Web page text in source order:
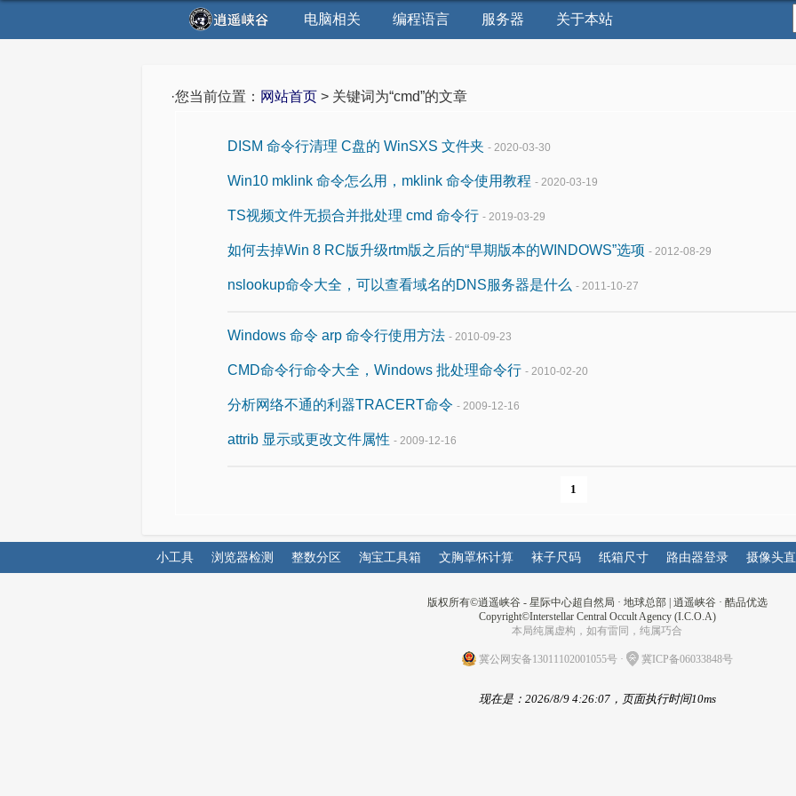
电脑相关 编程语言 服务器 关于本站
·您当前位置： 网站首页 > 关键词为“cmd”的文章
DISM 命令行清理 C盘的 WinSXS 文件夹 - 2020-03-30
Win10 mklink 命令怎么用，mklink 命令使用教程 - 2020-03-19
TS视频文件无损合并批处理 cmd 命令行 - 2019-03-29
如何去掉Win 8 RC版升级rtm版之后的“早期版本的WINDOWS”选项 - 2012-08-29
nslookup命令大全，可以查看域名的DNS服务器是什么 - 2011-10-27
Windows 命令 arp 命令行使用方法 - 2010-09-23
CMD命令行命令大全，Windows 批处理命令行 - 2010-02-20
分析网络不通的利器TRACERT命令 - 2009-12-16
attrib 显示或更改文件属性 - 2009-12-16
1
小工具 浏览器检测 整数分区 淘宝工具箱 文胸罩杯计算 袜子尺码 纸箱尺寸 路由器登录 摄像头
版权所有©逍遥峡谷 - 星际中心超自然局 · 地球总部| 逍遥峡谷· 酷品优选
Copyright©Interstellar Central Occult Agency (I.C.O.A)
本局纯属虚构，如有雷同，纯属巧合
冀公网安备13011102001055号· 冀ICP备06033848号
现在是：2026/8/9 4:26:07，页面执行时间10ms